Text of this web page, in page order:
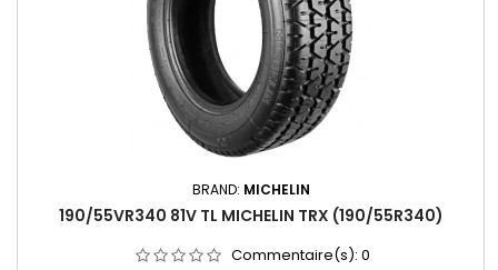
BRAND: MICHELIN
190/55VR340 81V TL MICHELIN TRX (190/55R340)
Commentaire(s): 0